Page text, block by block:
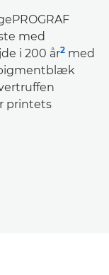
med
i 200 år2 med
printets